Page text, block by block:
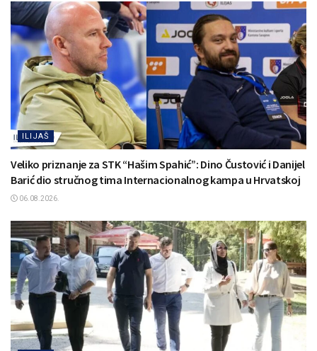
ILIJAŠ
Veliko priznanje za STK “Hašim Spahić”: Dino Čustović i Danijel
Barić dio stručnog tima Internacionalnog kampa u Hrvatskoj
06.08.2026.